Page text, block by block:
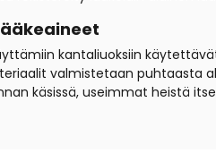
kantaliuoksiin
valmistetaan puhtaasta
käsissä, useimmat heistä